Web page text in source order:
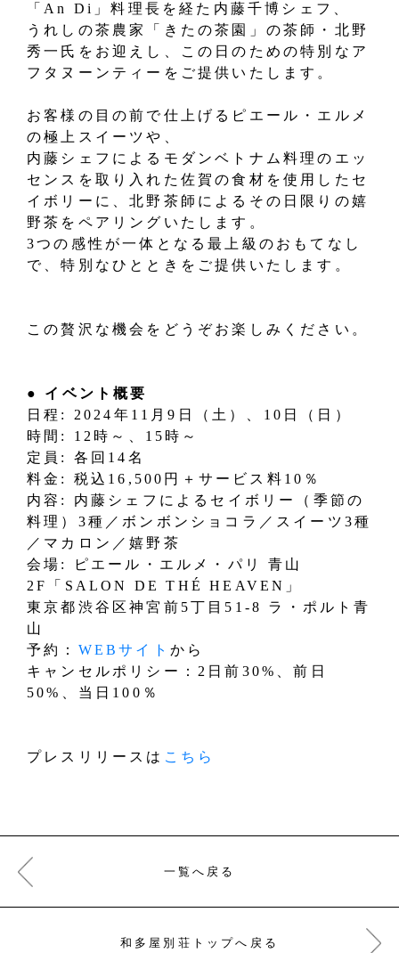
「An Di」料理長を経た内藤千博シェフ、
うれしの茶農家「きたの茶園」の茶師・北野
秀一氏をお迎えし、この日のための特別なア
フタヌーンティーをご提供いたします。
お客様の目の前で仕上げるピエール・エルメ
の極上スイーツや、
内藤シェフによるモダンベトナム料理のエッ
センスを取り入れた佐賀の食材を使用したセ
イボリーに、北野茶師によるその日限りの嬉
野茶をペアリングいたします。
3つの感性が一体となる最上級のおもてなし
で、特別なひとときをご提供いたします。
この贅沢な機会をどうぞお楽しみください。
● イベント概要
日程: 2024年11月9日（土）、10日（日）
時間: 12時～、15時～
定員: 各回14名
料金: 税込16,500円＋サービス料10％
内容: 内藤シェフによるセイボリー（季節の
料理）3種／ボンボンショコラ／スイーツ3種
／マカロン／嬉野茶
会場: ピエール・エルメ・パリ 青山
2F「SALON DE THÉ HEAVEN」
東京都渋谷区神宮前5丁目51-8 ラ・ポルト青
山
予約： WEBサイト から
キャンセルポリシー：2日前30%、前日
50%、当日100％
プレスリリースは こちら
一覧へ戻る
和多屋別荘トップへ戻る